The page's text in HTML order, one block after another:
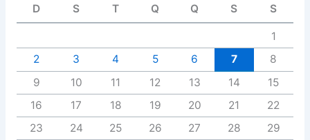
D S T Q Q S S
1
2
3 4 5 6 7
8
9
10 11 12 13 14
15
16
17 18 19 20 21
22
23
24 25 26 27 28
29